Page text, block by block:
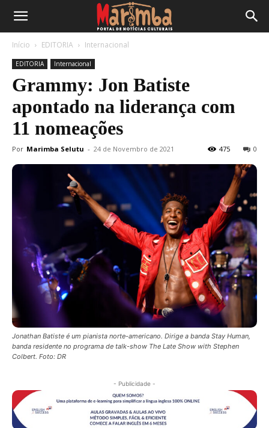
Início EDITORIA Internacional
EDITORIA Internacional
Grammy: Jon Batiste
apontado na liderança com
11 nomeações
Por Marimba Selutu - 24 de Novembro de 2021 0
475
Jonathan Batiste é um pianista norte-americano. Dirige a banda Stay Human,
banda residente no programa de talk-show The Late Show with Stephen
Colbert. Foto: DR
- Publicidade -